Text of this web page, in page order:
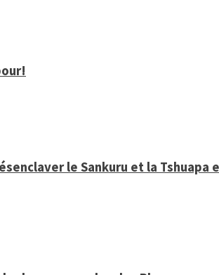
le Sankuru et la